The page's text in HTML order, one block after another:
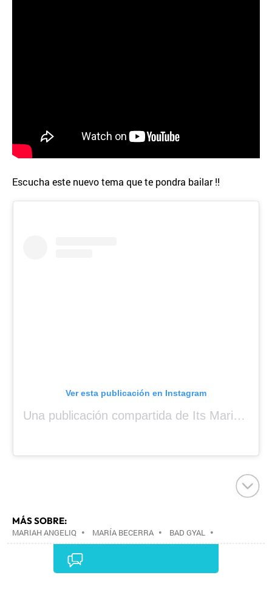
Escucha este nuevo tema que te pondra bailar !!
Ver esta publicación en Instagram
Una publicación compartida de Its Mariah Baby (@mariahangeliq)
MÁS SOBRE:
MARIAH ANGELIQ • MARÍA BECERRA • BAD GYAL •